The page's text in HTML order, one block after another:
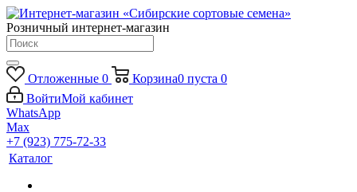
Розничный интернет-магазин
Отложенные 0 Корзина0 пуста 0
ВойтиМой кабинет
WhatsApp
Max
+7 (923) 775-72-33
Каталог